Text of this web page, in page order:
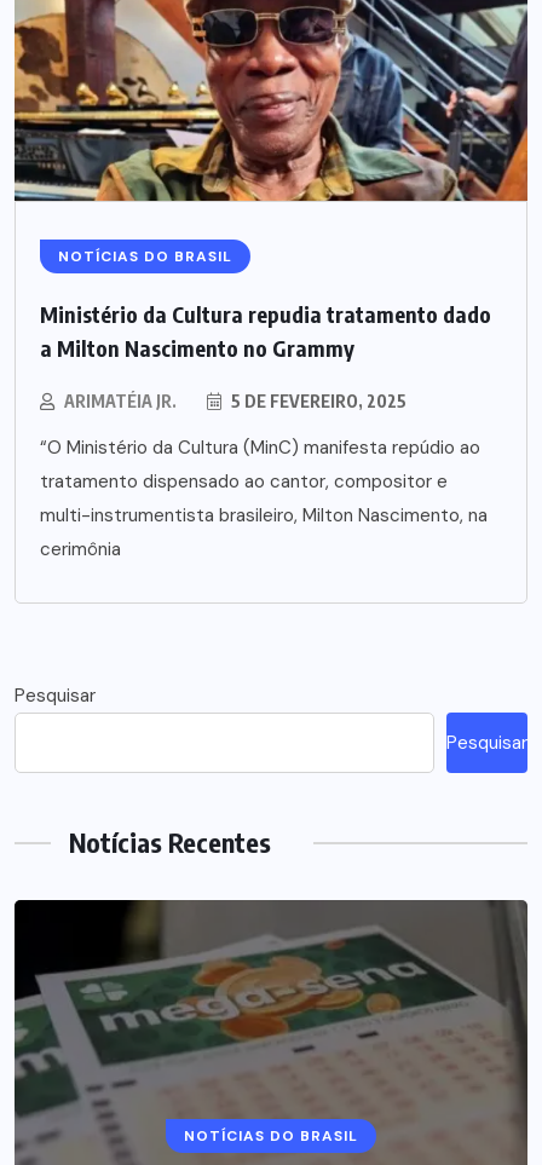
NOTÍCIAS DO BRASIL
Ministério da Cultura repudia tratamento dado
a Milton Nascimento no Grammy
ARIMATÉIA JR. 5 DE FEVEREIRO, 2025
“O Ministério da Cultura (MinC) manifesta repúdio ao
tratamento dispensado ao cantor, compositor e
multi-instrumentista brasileiro, Milton Nascimento, na
cerimônia
Pesquisar
Pesquisar
Notícias Recentes
NOTÍCIAS DO BRASIL